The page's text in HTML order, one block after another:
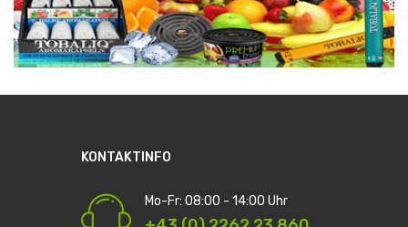
KONTAKTINFO
Mo-Fr: 08:00 - 14:00 Uhr